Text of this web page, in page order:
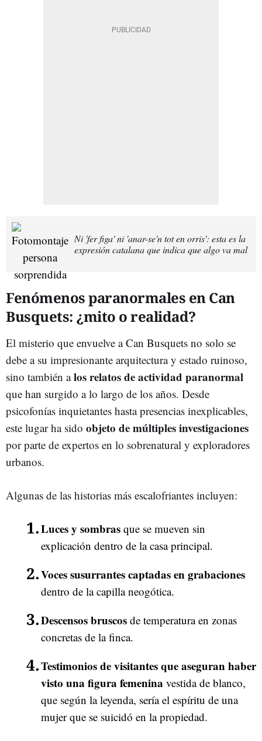
Ni 'fer figa' ni 'anar-se'n tot en orris': esta es la
expresión catalana que indica que algo va mal
Fenómenos paranormales en Can
Busquets: ¿mito o realidad?
El misterio que envuelve a Can Busquets no solo se
debe a su impresionante arquitectura y estado ruinoso,
sino también alos relatos de actividad paranormal
que han surgido a lo largo de los años. Desde
psicofonías inquietantes hasta presencias inexplicables,
este lugar ha sido objeto de múltiples investigaciones
por parte de expertos en lo sobrenatural y exploradores
urbanos.
Algunas de las historias más escalofriantes incluyen:
Luces y sombras que se mueven sin
explicación dentro de la casa principal.
Voces susurrantes captadas en grabaciones
dentro de la capilla neogótica.
Descensos bruscos de temperatura en zonas
concretas de la finca.
Testimonios de visitantes que aseguran haber
visto una figura femenina vestida de blanco,
que según la leyenda, sería el espíritu de una
mujer que se suicidó en la propiedad.